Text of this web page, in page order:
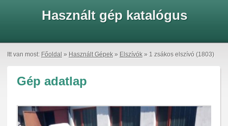
Használt gép katalógus
Itt van most: Főoldal » Használt Gépek » Elszívók » 1 zsákos elszívó (1803)
Gép adatlap